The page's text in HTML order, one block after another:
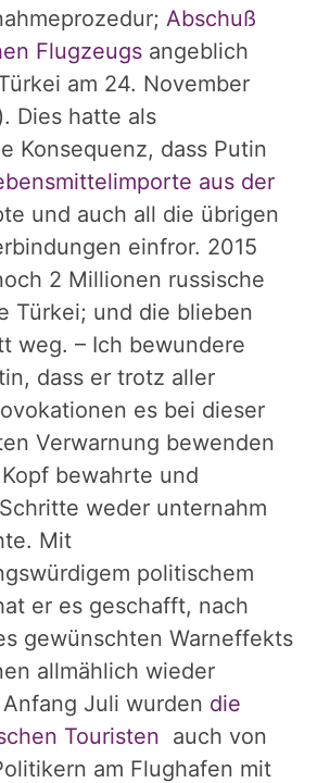
Abschuß
Flugzeugs angeblich
am 24. November
Dies hatte als
Konsequenz, dass Putin
aus der
und auch all die übrigen
einfror. 2015
2 Millionen russische
Türkei; und die blieben
weg. – Ich bewundere
dass er trotz aller
es bei dieser
Verwarnung bewenden
bewahrte und
weder unternahm
Mit
politischem
er es geschafft, nach
gewünschten Warneffekts
allmählich wieder
Juli wurden die
Touristen auch von
am Flughafen mit